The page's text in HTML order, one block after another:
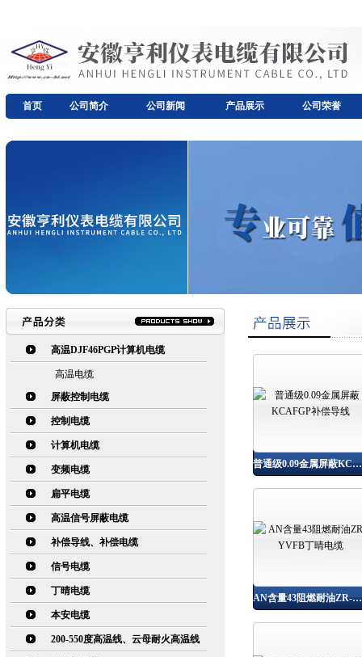
首页 公司简介 公司新闻 产品展示 公司荣誉
高温DJF46PGP计算机电缆
高温电缆
屏蔽控制电缆
控制电缆
计算机电缆
变频电缆
扁平电缆
高温信号屏蔽电缆
补偿导线、补偿电缆
信号电缆
丁晴电缆
本安电缆
200-550度高温线、云母耐火高温线
普通级0.09金属屏蔽KCAFGP补偿导线
AN含量43阻燃耐油ZR-YVFB丁晴电缆